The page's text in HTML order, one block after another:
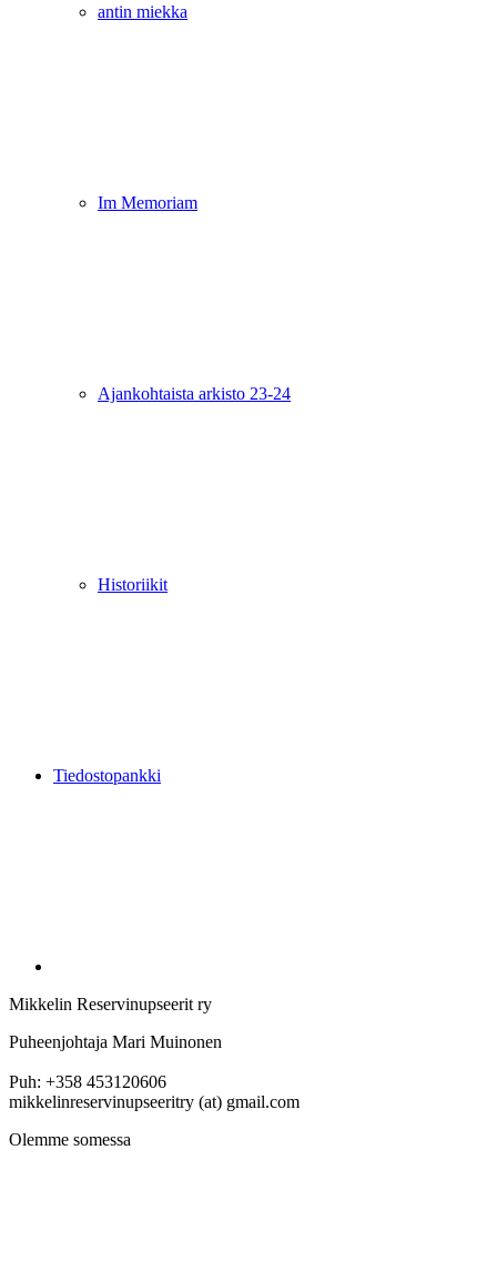
antin miekka
Im Memoriam
Ajankohtaista arkisto 23-24
Historiikit
Tiedostopankki
Mikkelin Reservinupseerit ry
Puheenjohtaja Mari Muinonen
Puh: +358 453120606
mikkelinreservinupseeritry (at) gmail.com
Olemme somessa